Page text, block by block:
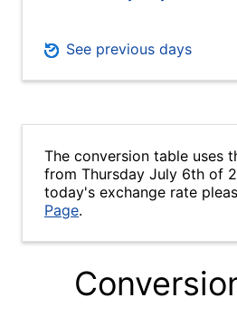
See previous days
The conversion table uses
from Thursday July 6th of
today's exchange rate
Page.